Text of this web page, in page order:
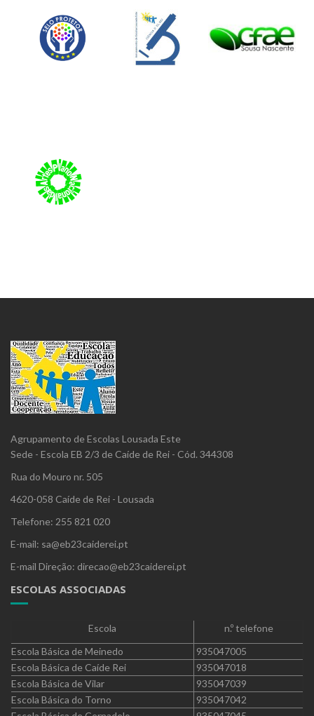
Agrupamento de Escolas Lousada Este
Sede - Escola EB 2/3 de Caíde de Rei - Cód. 344308
Rua do Mouro nr. 505
4620-058 Caíde de Rei - Lousada
Telefone: 255 821 020
E-mail: sa@eb23caiderei.pt
E-mail Direção: direcao@eb23caiderei.pt
ESCOLAS ASSOCIADAS
Escola
n.º telefone
Escola Básica de Meinedo
935047005
Escola Básica de Caíde Rei
935047018
Escola Básica de Vilar
935047039
Escola Básica do Torno
935047042